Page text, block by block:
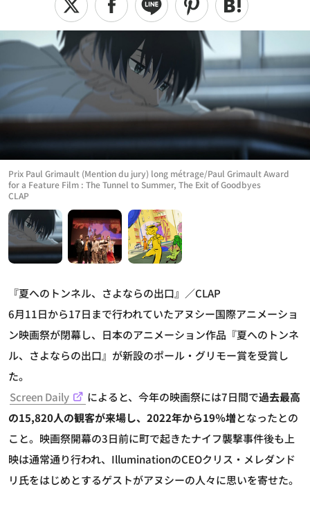
CLAP
Prix Paul Grimault (Mention du jury) long métrage/Paul Grimault Award
for a Feature Film : The Tunnel to Summer, The Exit of Goodbyes
『夏へのトンネル、さよならの出口』／CLAP
6月11日から17日まで行われていたアヌシー国際アニメーショ
ン映画祭が閉幕し、日本のアニメーション作品『夏へのトンネ
ル、さよならの出口』が新設のポール・グリモー賞を受賞し
た。
Screen Daily
によると、今年の映画祭には7日間で過去最高
の15,820人の観客が来場し、2022年から19％増となったとの
こと。映画祭開幕の3日前に町で起きたナイフ襲撃事件後も上
映は通常通り行われ、IlluminationのCEOクリス・メレダンド
リ氏をはじめとするゲストがアヌシーの人々に思いを寄せた。